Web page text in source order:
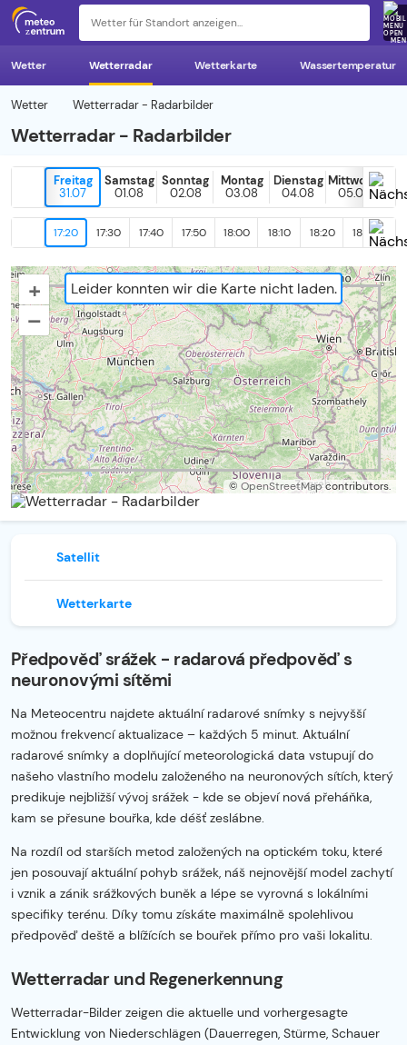
z
Wetter Wetterradar Wetterkarte Wassertemperatur
Wetter Wetterradar - Radarbilder
Wetterradar - Radarbilder
Freitag
31.07
Samstag
01.08
Sonntag
02.08
Montag
03.08
Dienstag
04.08
Mittwoch
05.08
17:20 17:30 17:40 17:50 18:00 18:10 18:20 18:30
Leider konnten wir die Karte nicht laden.
+
–
© OpenStreetMapcontributors.
Satellit
Wetterkarte
Předpověď srážek - radarová předpověď s
neuronovými sítěmi
Na Meteocentru najdete aktuální radarové snímky s nejvyšší
možnou frekvencí aktualizace – každých 5 minut. Aktuální
radarové snímky a doplňující meteorologická data vstupují do
našeho vlastního modelu založeného na neuronových sítích, který
predikuje nejbližší vývoj srážek - kde se objeví nová přeháňka,
kam se přesune bouřka, kde déšť zeslábne.
Na rozdíl od starších metod založených na optickém toku, které
jen posouvají aktuální pohyb srážek, náš nejnovější model zachytí
i vznik a zánik srážkových buněk a lépe se vyrovná s lokálními
specifiky terénu. Díky tomu získáte maximálně spolehlivou
předpověď deště a blížících se bouřek přímo pro vaši lokalitu.
Wetterradar und Regenerkennung
Wetterradar-Bilder zeigen die aktuelle und vorhergesagte
Entwicklung von Niederschlägen (Dauerregen, Stürme, Schauer